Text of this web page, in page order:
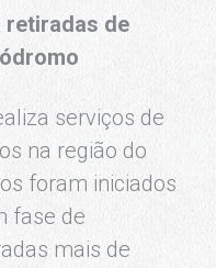
retiradas de
serviços de
na região do
foram iniciados
fase de
mais de